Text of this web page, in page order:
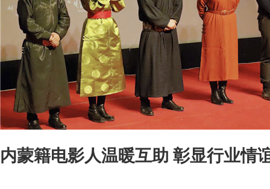
内蒙籍电影人温暖互助 彰显行业情